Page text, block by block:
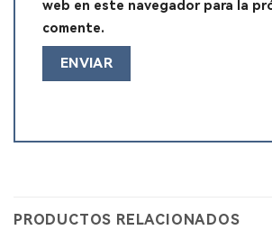
web en este navegador para la
comente.
PRODUCTOS RELACIONADOS